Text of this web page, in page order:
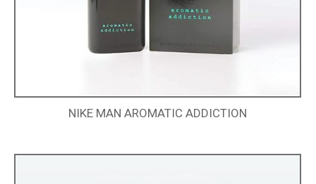
NIKE MAN AROMATIC ADDICTION